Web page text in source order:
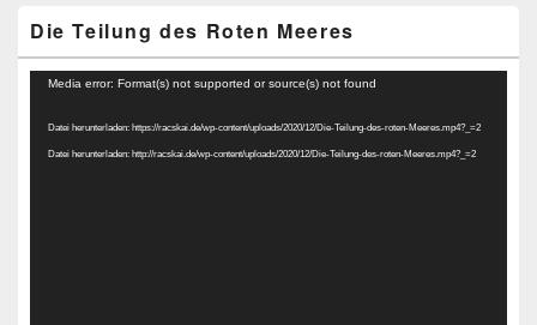
Die Teilung des Roten Meeres
Video-
Media error: Format(s) not supported or source(s) not found
Datei herunterladen: https://racskai.de/wp-content/uploads/2020/12/Die-Teilung-des-roten-Meeres.mp4?_=2
Datei herunterladen: http://racskai.de/wp-content/uploads/2020/12/Die-Teilung-des-roten-Meeres.mp4?_=2